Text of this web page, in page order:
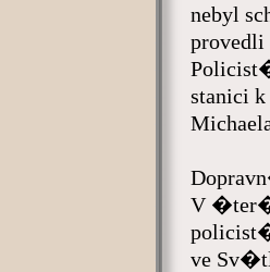
nebyl
provedli
stanici
V
ve